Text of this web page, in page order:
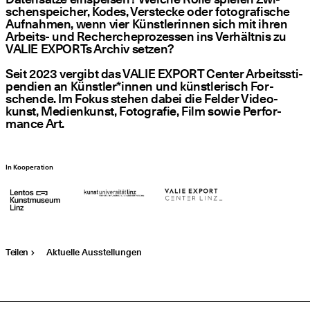
schen­spei­cher, Kodes, Ver­ste­cke oder foto­gra­fi­sche
Auf­nah­men, wenn vier Künst­le­rin­nen sich mit ihren
Arbeits- und Recher­che­pro­zes­sen ins Ver­hält­nis zu
VALIE EXPORTs Archiv setzen?
Seit 2023 ver­gibt das VALIE EXPORT Cen­ter Arbeits­sti­
pen­di­en an Künstler*innen und künst­le­risch For­
schen­de. Im Fokus ste­hen dabei die Fel­der Video­
kunst, Medi­en­kunst, Foto­gra­fie, Film sowie Per­for­
mance Art.
In Kooperation
Teilen Aktuelle Ausstellungen